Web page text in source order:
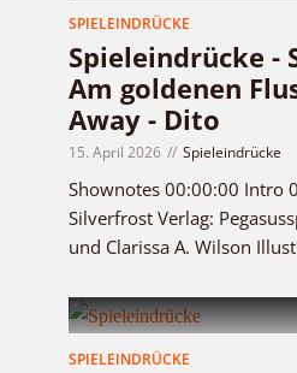
SPIELEINDRÜCKE
Spieleindrücke -
Am goldenen
Away - Dito
15. April 2026 Spieleindrücke
Shownotes 00:00:00 Intro
Silverfrost Verlag:
und Clarissa A. Wilson
SPIELEINDRÜCKE